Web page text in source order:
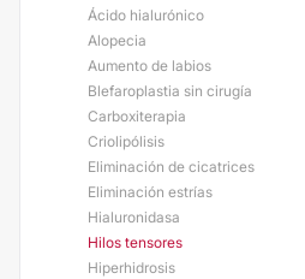
Ácido hialurónico
Alopecia
Aumento de labios
Blefaroplastia sin cirugía
Carboxiterapia
Criolipólisis
Eliminación de cicatrices
Eliminación estrías
Hialuronidasa
Hilos tensores
Hiperhidrosis